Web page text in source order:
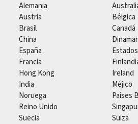
Alemania
Austria
Bélgica
Brasil
Canadá
China
España
Francia
Hong Kong
Ireland
India
Méjico
Noruega
Países
Reino Unido
Suecia
Suiza